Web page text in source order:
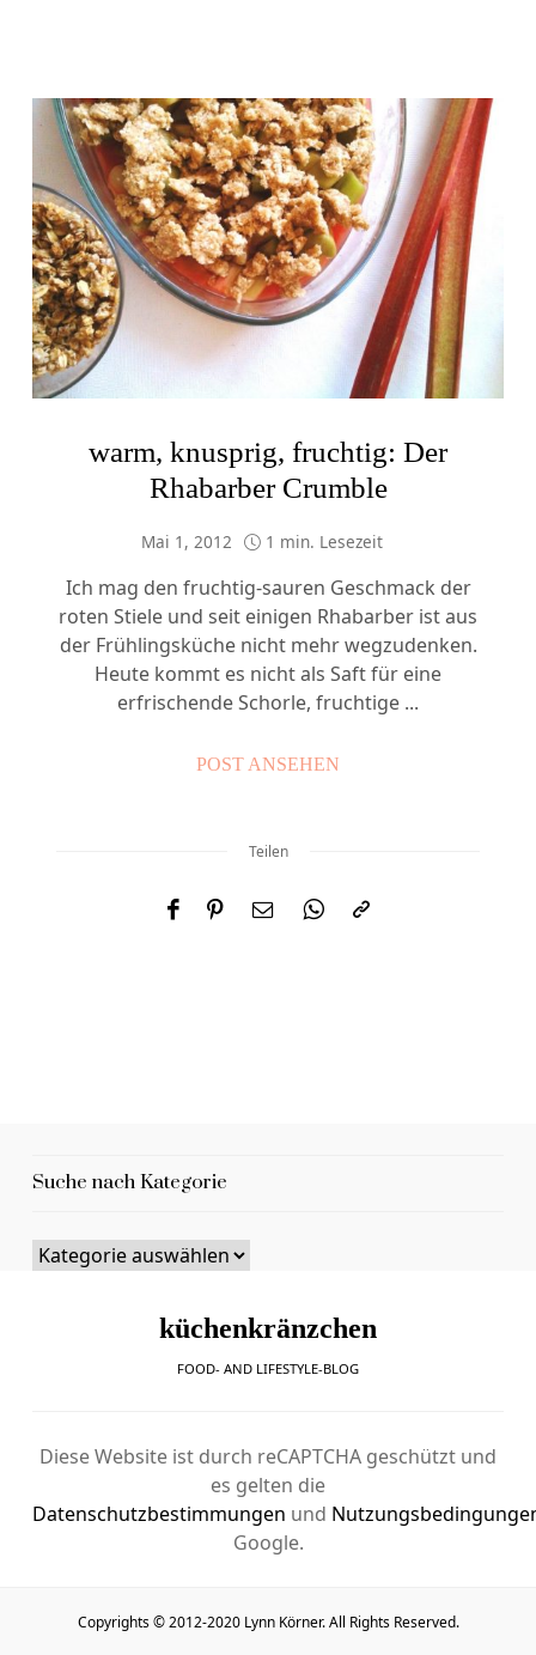
warm, knusprig, fruchtig: Der
Rhabarber Crumble
Mai 1, 2012 1 min. Lesezeit
Ich mag den fruchtig-sauren Geschmack der
roten Stiele und seit einigen Rhabarber ist aus
der Frühlingsküche nicht mehr wegzudenken.
Heute kommt es nicht als Saft für eine
erfrischende Schorle, fruchtige ...
POST ANSEHEN
Teilen
Suche nach Kategorie
küchenkränzchen
FOOD- AND LIFESTYLE-BLOG
Diese Website ist durch reCAPTCHA geschützt und
es gelten die
Datenschutzbestimmungen und
Google.
Copyrights © 2012-2020 Lynn Körner. All Rights Reserved.